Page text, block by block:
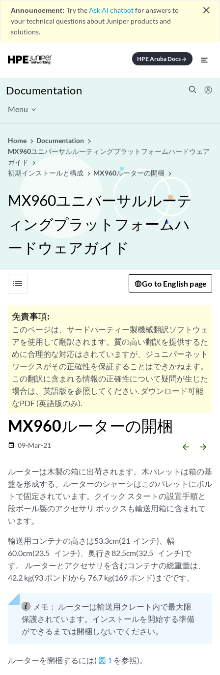
Announcement: Try theAsk AI chatbotfor answers to
your technical questions about Juniper products and
solutions.
close
HPE Aruba Docsarrow_forward
Documentation
Menu
Home
Documentation
MX960ユニバーサルルーティングプラットフォームハードウェア
ガイド
初期インストールと構成
MX960ルーターの開梱
MX960ユニバーサルルーテ
ィングプラットフォームハ
ードウェアガイド
list Go to English page
免責事項:
このページは、サードパーティー製機械翻訳ソフトウェ
アを使用して翻訳されます。質の高い翻訳を提供するた
めに合理的な対応はされていますが、ジュニパーネット
ワークスがその正確性を保証することはできかねます。
この翻訳に含まれる情報の正確性について疑問が生じた
場合は、英語版を参照してください. ダウンロード可能
なPDF (英語版のみ).
MX960ルーターの開梱
date_range 09-Mar-21 arrow_backward arrow_forward
ルーターは木製の箱に出荷されます。木パレットは箱の基
盤を形成する。ルーターのシャーシはこのパレットにボル
トで固定されています。クイック スタートの設置手順と
段ボール製のアクセサリ ボックスも輸送用箱に含まれて
います。
輸送用コンテナの高さは53.3cm(21 インチ)、幅
60.0cm(23.5 インチ)、奥行き82.5cm(32.5 インチ)で
す。 ルーターとアクセサリを含むコンテナの総重量は、
42.2 kg(93 ポンド)から 76.7 kg(169 ポンド)までです。
メモ：
ルーターは輸送用クレート内で最大限
保護されています。インストールを開始する準備
ができるまでは開梱しないでください。
ルーターを開梱するには( 図 1 を参照)。